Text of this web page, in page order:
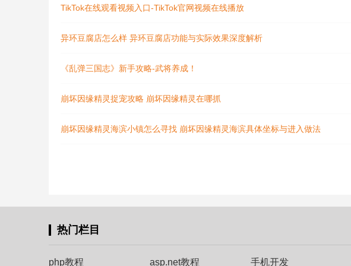
TikTok在线观看视频入口-TikTok官网视频在线播放
异环豆腐店怎么样 异环豆腐店功能与实际效果深度解析
《乱弹三国志》新手攻略-武将养成！
崩坏因缘精灵捉宠攻略 崩坏因缘精灵在哪抓
崩坏因缘精灵海滨小镇怎么寻找 崩坏因缘精灵海滨具体坐标与进入做法
热门栏目
php教程 asp.net教程 手机开发